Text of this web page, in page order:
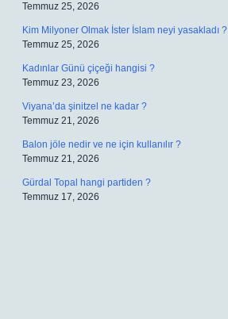
Temmuz 25, 2026
Kim Milyoner Olmak İster İslam neyi yasakladı ?
Temmuz 25, 2026
Kadınlar Günü çiçeği hangisi ?
Temmuz 23, 2026
Viyana’da şinitzel ne kadar ?
Temmuz 21, 2026
Balon jöle nedir ve ne için kullanılır ?
Temmuz 21, 2026
Gürdal Topal hangi partiden ?
Temmuz 17, 2026